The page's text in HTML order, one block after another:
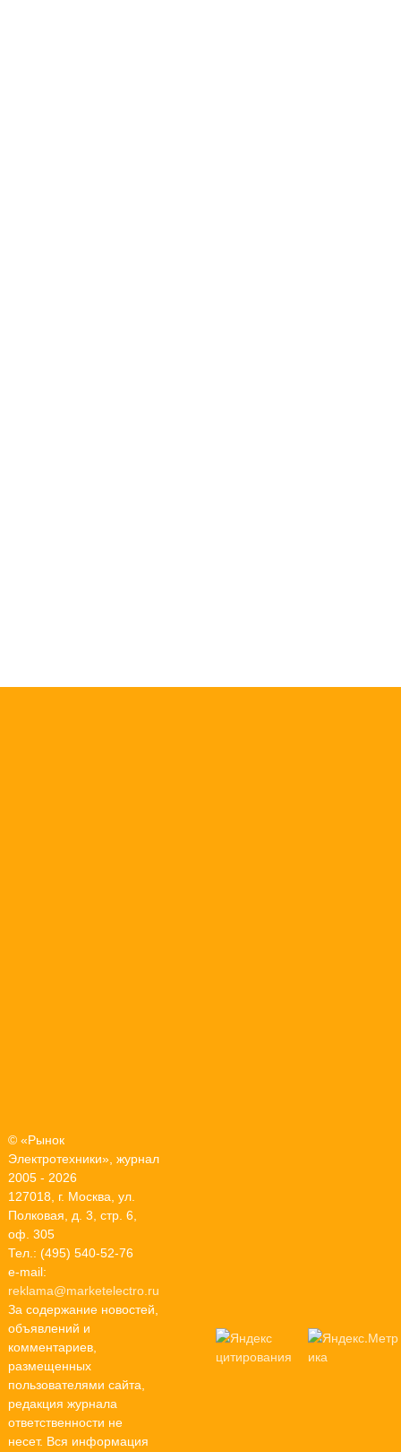
© «Рынок
Электротехники», журнал
2005 - 2026
127018, г. Москва, ул.
Полковая, д. 3, стр. 6,
оф. 305
Тел.: (495) 540-52-76
e-mail:
reklama@marketelectro.ru
За содержание новостей,
объявлений и
комментариев,
размещенных
пользователями сайта,
редакция журнала
ответственности не
несет. Вся информация